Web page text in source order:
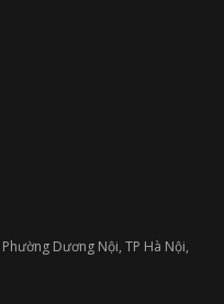
Dương Nội, TP Hà Nội,